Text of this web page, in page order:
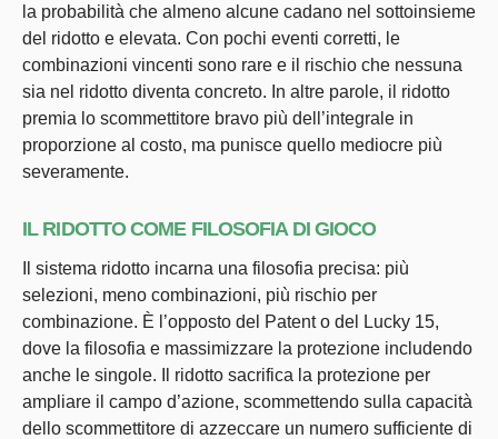
la probabilità che almeno alcune cadano nel sottoinsieme
del ridotto e elevata. Con pochi eventi corretti, le
combinazioni vincenti sono rare e il rischio che nessuna
sia nel ridotto diventa concreto. In altre parole, il ridotto
premia lo scommettitore bravo più dell’integrale in
proporzione al costo, ma punisce quello mediocre più
severamente.
IL RIDOTTO COME FILOSOFIA DI GIOCO
Il sistema ridotto incarna una filosofia precisa: più
selezioni, meno combinazioni, più rischio per
combinazione. È l’opposto del Patent o del Lucky 15,
dove la filosofia e massimizzare la protezione includendo
anche le singole. Il ridotto sacrifica la protezione per
ampliare il campo d’azione, scommettendo sulla capacità
dello scommettitore di azzeccare un numero sufficiente di